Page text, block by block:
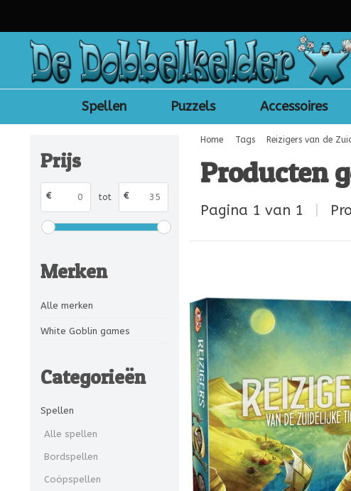
Spellen Puzzels Accessoires
Prijs
€ tot €
Merken
Alle merken
White Goblin games
Categorieën
Spellen
Alle spellen
Bordspellen
Coöpspellen
Home Tags Reizigers van de
Producten
Pagina 1 van 1